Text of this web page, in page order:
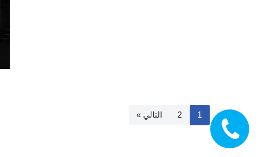
1
2 التالي »
اتصل الآن